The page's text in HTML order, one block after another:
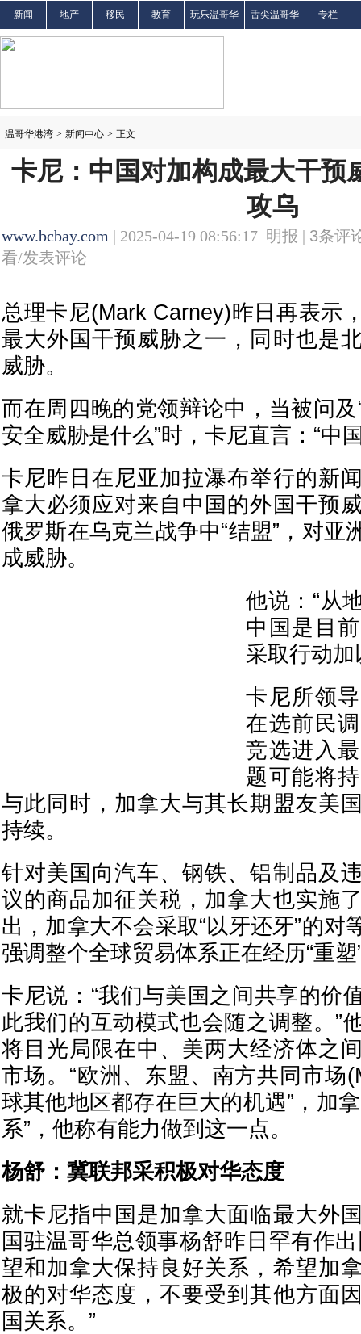
新闻 地产 移民 教育 玩乐温哥华 舌尖温哥华 专栏
温哥华港湾 > 新闻中心 > 正文
卡尼：中国对加构成最大干预
攻乌
www.bcbay.com | 2025-04-19 08:56:17 明报 | 3条评
看/发表评论
总理卡尼(Mark Carney)昨日再表示
最大外国干预威胁之一，同时也是
威胁。
而在周四晚的党领辩论中，当被问
安全威胁是什么”时，卡尼直言：“中
卡尼昨日在尼亚加拉瀑布举行的新
拿大必须应对来自中国的外国干预
俄罗斯在乌克兰战争中“结盟”，对亚
成威胁。
他说：“从
中国是目
采取行动加
卡尼所领
在选前民
竞选进入
题可能将
与此同时，加拿大与其长期盟友美
持续。
针对美国向汽车、钢铁、铝制品及
议的商品加征关税，加拿大也实施
出，加拿大不会采取“以牙还牙”的对
强调整个全球贸易体系正在经历“重塑
卡尼说：“我们与美国之间共享的价
此我们的互动模式也会随之调整。”
将目光局限在中、美两大经济体之
市场。“欧洲、东盟、南方共同市场
球其他地区都存在巨大的机遇”，加
系”，他称有能力做到这一点。
杨舒：冀联邦采积极对华态度
就卡尼指中国是加拿大面临最大外
国驻温哥华总领事杨舒昨日罕有作
望和加拿大保持良好关系，希望加
极的对华态度，不要受到其他方面
国关系。”